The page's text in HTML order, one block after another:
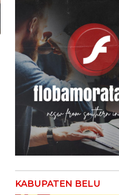
KABUPATEN BELU